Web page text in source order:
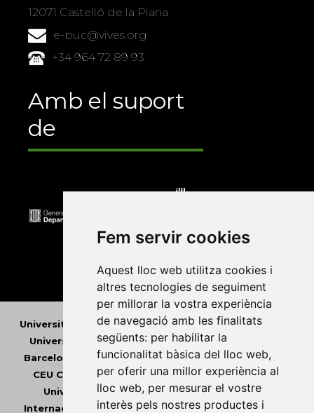
Fem servir cookies
Aquest lloc web utilitza cookies i
altres tecnologies de seguiment
per millorar la vostra experiència
de navegació amb les finalitats
següents: per habilitar la
funcionalitat bàsica del lloc web,
per oferir una millor experiència al
lloc web, per mesurar el vostre
interès pels nostres productes i
12071 Castelló de la Plana
e-buc@vives.org
+34 964 72 89 93
Amb el suport
de
Universitat Abat Oliba CEU•Universitat d'Alacant
Universitat d'Andorra•Universitat Autònoma de
Barcelona
Universitat de Barcelona•Universitat
CEU Cardenal Herrera•Universitat de Girona •
Universitat de les Illes Balears• Universitat
Internacional de Catalunya•Universitat Jaume I